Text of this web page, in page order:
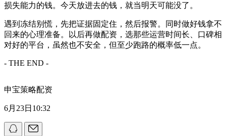
损失能力的钱。今天放进去的钱，就当明天可能没了。
遇到冻结别慌，先把证据固定住，然后报警。同时做好钱拿不
回来的心理准备。以后再做配资，选那些运营时间长、口碑相
对好的平台，虽然也不安全，但至少跑路的概率低一点。
- THE END -
申宝策略配资
6月23日10:32